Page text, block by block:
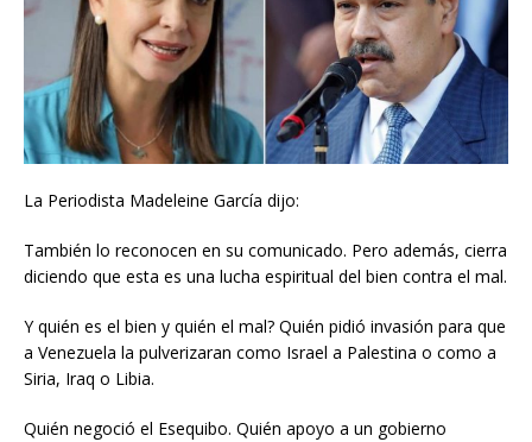
La Periodista Madeleine García dijo:
También lo reconocen en su comunicado. Pero además, cierra
diciendo que esta es una lucha espiritual del bien contra el mal.
Y quién es el bien y quién el mal? Quién pidió invasión para que
a Venezuela la pulverizaran como Israel a Palestina o como a
Siria, Iraq o Libia.
Quién negoció el Esequibo. Quién apoyo a un gobierno